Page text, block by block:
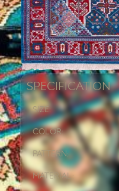
Specification
Size:
Color:
Pattern:
Material: